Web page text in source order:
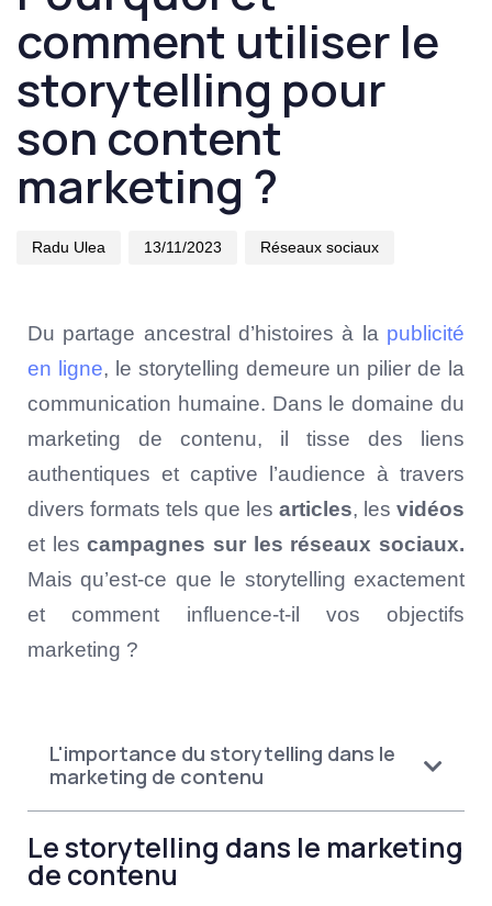
comment utiliser le
storytelling pour
son content
marketing ?
Radu Ulea 13/11/2023 Réseaux sociaux
Du partage ancestral d’histoires à la publicité
en ligne, le storytelling demeure un pilier de la
communication humaine. Dans le domaine du
marketing de contenu, il tisse des liens
authentiques et captive l’audience à travers
divers formats tels que les articles, les vidéos
et lescampagnes sur les réseaux sociaux.
Mais qu’est-ce que le storytelling exactement
et comment influence-t-il vos objectifs
marketing ?
L'importance du storytelling dans le
marketing de contenu
Le storytelling dans le marketing
de contenu